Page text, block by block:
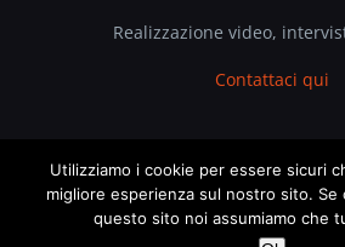
Realizzazione video,
Contattaci qui
è un sito web di
This website uses cookies and third party
Utilizziamo i cookie per essere sicuri
migliore esperienza sul nostro sito. Se
questo sito noi assumiamo che